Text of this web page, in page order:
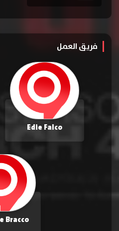
فريق العمل
Edie Falco
Bracco